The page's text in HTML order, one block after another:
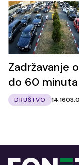
Zadržavanje
do 60 minuta
DRUŠTVO 14:16